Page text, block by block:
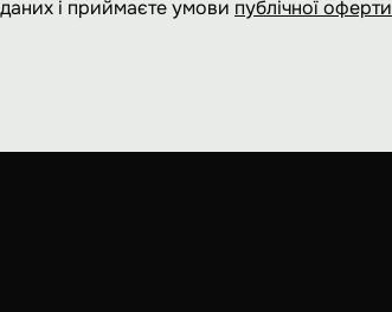
і приймаєте умови публічної оферти